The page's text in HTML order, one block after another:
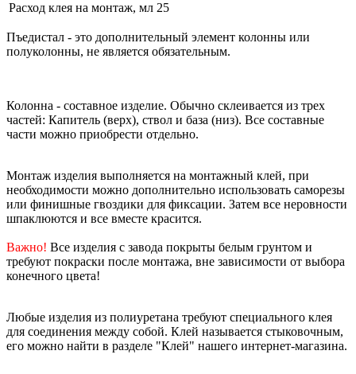
Расход клея на монтаж, мл 25
Пъедистал - это дополнительный элемент колонны или
полуколонны, не является обязательным.
Колонна - составное изделие. Обычно склеивается из трех
частей: Капитель (верх), ствол и база (низ). Все составные
части можно приобрести отдельно.
Монтаж изделия выполняется на монтажный клей, при
необходимости можно дополнительно использовать саморезы
или финишные гвоздики для фиксации. Затем все неровности
шпаклюются и все вместе красится.
Важно! Все изделия с завода покрыты белым грунтом и
требуют покраски после монтажа, вне зависимости от выбора
конечного цвета!
Любые изделия из полиуретана требуют специального клея
для соединения между собой. Клей называется стыковочным,
его можно найти в разделе "Клей" нашего интернет-магазина.